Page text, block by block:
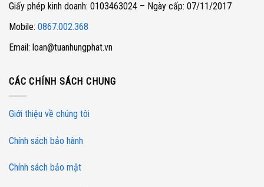
Giấy phép kinh doanh: 0103463024 – Ngày cấp: 07/11/2017
Mobile: 0867.002.368
Email: loan@tuanhungphat.vn
CÁC CHÍNH SÁCH CHUNG
Giới thiệu về chúng tôi
Chính sách bảo hành
Chính sách bảo mật